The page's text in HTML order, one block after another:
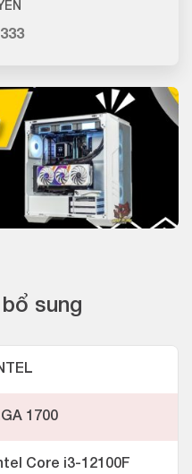
bổ sung
1700
Core i3-12100F